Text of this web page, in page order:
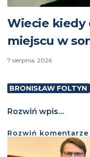
Wiecie kiedy
miejscu w
7 sierpnia, 2026
BRONISŁAW FOLTYN
Rozwiń wpis...
Rozwiń komentarze